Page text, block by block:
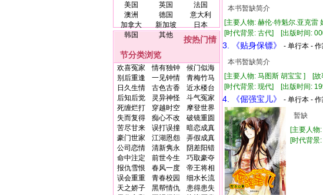
美国
英国
法国
澳洲
德国
意大利
加拿大
新加坡
日本
韩国
其他
按热门情
节分类浏览
欢喜冤家 情有独钟
候门似海
别后重逢
一见钟情
青梅竹马
日久生情
古色古香
近水楼台
后知后觉
灵异神怪
斗气冤家
死缠烂打
穿越时空
摩登世界
失而复得
痴心不改
破镜重圆
苦尽甘来
误打误撞
暗恋成真
豪门世家
江湖恩怨
弄假成真
公司恋情
清新隽永
阴差阳错
命中注定
前世今生
巧取豪夺
报仇雪恨
春风一度
帝王将相
误会重重
青春校园
细水长流
天之娇子
黑帮情仇
患得患失
本书暂缺简介
[主要人物: 赫伦·特魁尔.亚克
[时代背景: 古代] [出版时间:
3. 《贴身保镖》 - 单行本 -
本书暂缺简介
[主要人物: 马图斯 胡宝宝 ] [
[时代背景: 现代] [出版时间:
4. 《倔强宝儿》 - 单行本 -
暂缺
[主要人
[时代背